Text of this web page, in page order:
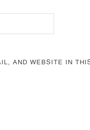
AND WEBSITE IN